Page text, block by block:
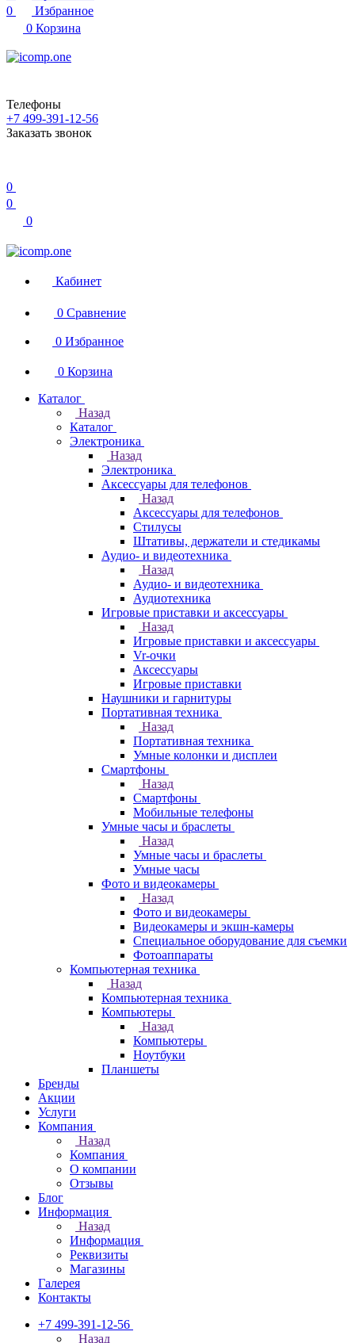
0
Избранное
0 Корзина
Телефоны
+7 499-391-12-56
Заказать звонок
0
0
0
Кабинет
0 Сравнение
0 Избранное
0 Корзина
Каталог
Назад
Каталог
Электроника
Назад
Электроника
Аксессуары для телефонов
Назад
Аксессуары для телефонов
Стилусы
Штативы, держатели и стедикамы
Аудио- и видеотехника
Назад
Аудио- и видеотехника
Аудиотехника
Игровые приставки и аксессуары
Назад
Игровые приставки и аксессуары
Vr-очки
Аксессуары
Игровые приставки
Наушники и гарнитуры
Портативная техника
Назад
Портативная техника
Умные колонки и дисплеи
Смартфоны
Назад
Смартфоны
Мобильные телефоны
Умные часы и браслеты
Назад
Умные часы и браслеты
Умные часы
Фото и видеокамеры
Назад
Фото и видеокамеры
Видеокамеры и экшн-камеры
Специальное оборудование для съемки
Фотоаппараты
Компьютерная техника
Назад
Компьютерная техника
Компьютеры
Назад
Компьютеры
Ноутбуки
Планшеты
Бренды
Акции
Услуги
Компания
Назад
Компания
О компании
Отзывы
Блог
Информация
Назад
Информация
Реквизиты
Магазины
Галерея
Контакты
+7 499-391-12-56
Назад